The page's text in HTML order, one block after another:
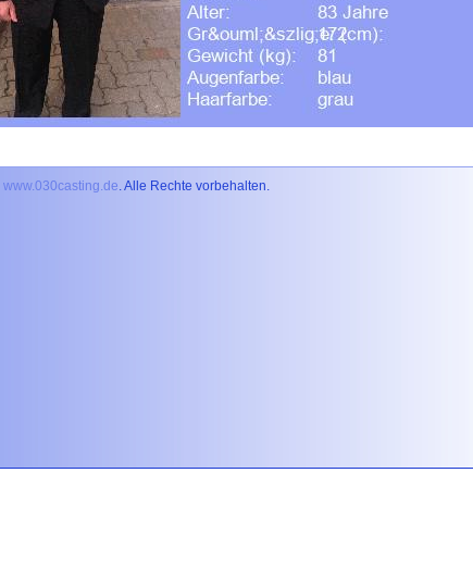
www.030casting.de. Alle Rechte vorbehalten.